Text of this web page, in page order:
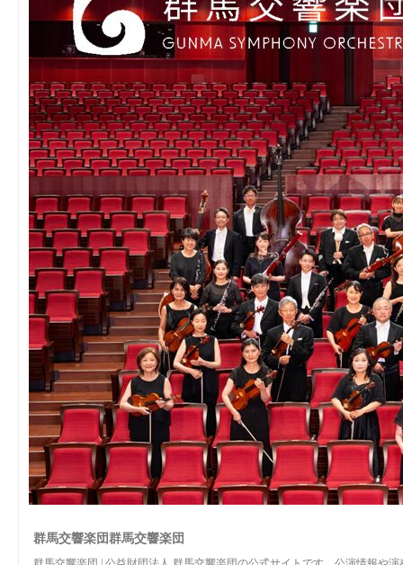
群馬交響楽団群馬交響楽団
群馬交響楽団 | 公益財団法人 群馬交響楽団の公式サイトです。公演情報や